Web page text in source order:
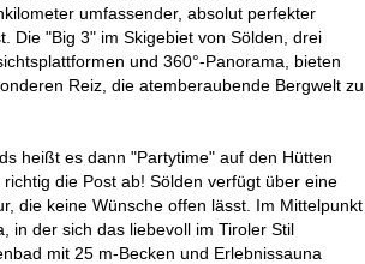
umfassender, absolut perfekter
Die "Big 3" im Skigebiet von Sölden, drei
und 360°-Panorama, bieten
Reiz, die atemberaubende Bergwelt zu
heißt es dann "Partytime" auf den Hütten
die Post ab! Sölden verfügt über eine
die keine Wünsche offen lässt. Im Mittelpunkt
in der sich das liebevoll im Tiroler Stil
mit 25 m-Becken und Erlebnissauna